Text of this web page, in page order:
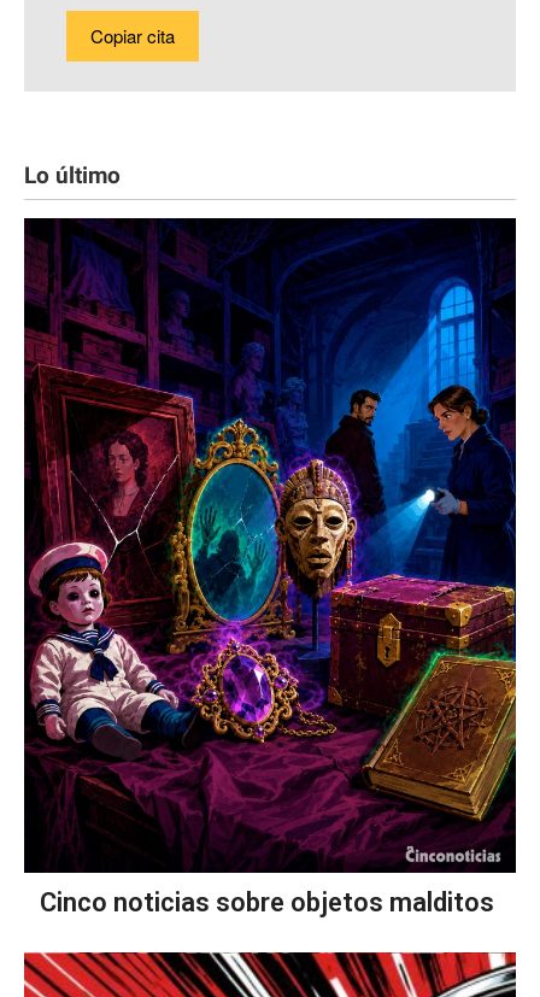
Copiar cita
Lo último
Cinco noticias sobre objetos malditos